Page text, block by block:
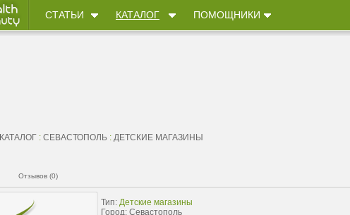
СТАТЬИ КАТАЛОГ ПОМОЩНИКИ
КАТАЛОГ : СЕВАСТОПОЛЬ : ДЕТСКИЕ МАГАЗИНЫ
Отзывов (0)
Тип: Детские магазины
Город: Севастополь